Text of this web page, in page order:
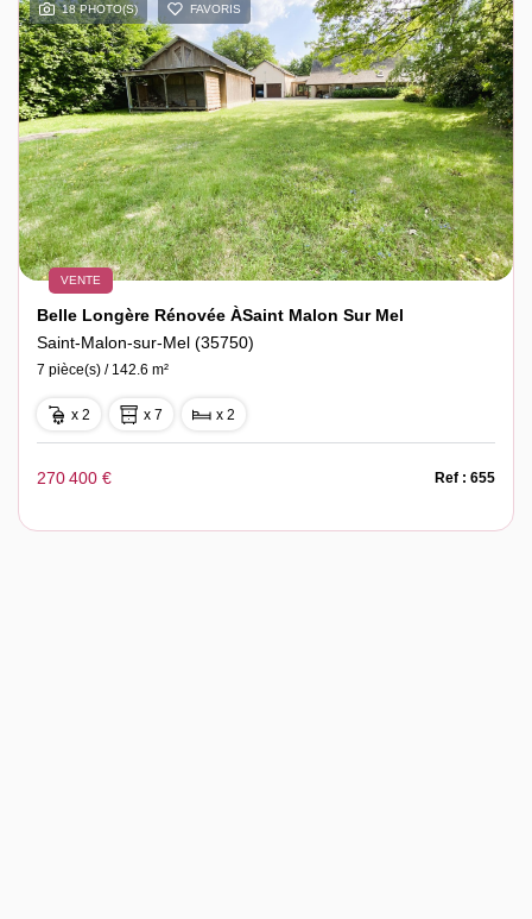
18 PHOTO(S) FAVORIS
VENTE
Belle Longère Rénovée ÀSaint Malon Sur Mel
Saint-Malon-sur-Mel (35750)
7 pièce(s) / 142.6 m²
x 2 x 7 x 2
270 400 € Ref : 655